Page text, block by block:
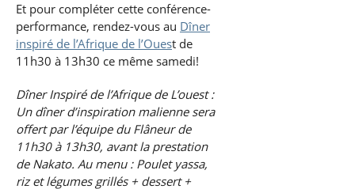
Et pour compléter cette conférence-
performance, rendez-vous au Dîner
inspiré de l’Afrique de l’Ouest de
11h30 à 13h30 ce même samedi!
Dîner Inspiré de l’Afrique de L’ouest :
Un dîner d’inspiration malienne sera
offert par l’équipe du Flâneur de
11h30 à 13h30, avant la prestation
de Nakato. Au menu : Poulet yassa,
riz et légumes grillés + dessert +